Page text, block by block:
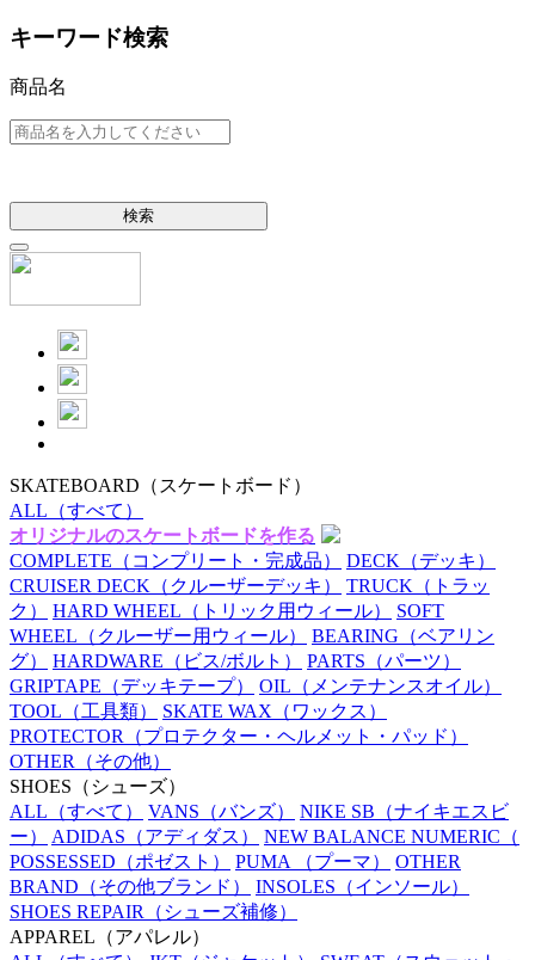
キーワード検索
商品名
検索
SKATEBOARD （スケートボード）
ALL （すべて）
オリジナルのスケートボードを作る
COMPLETE （コンプリート・完成品） DECK （デッキ）
CRUISER DECK （クルーザーデッキ） TRUCK （トラッ
ク）
HARD WHEEL （トリック用ウィール）
SOFT
WHEEL （クルーザー用ウィール） BEARING （ベアリン
グ）
HARDWARE （ビス/ボルト） PARTS （パーツ）
GRIPTAPE （デッキテープ） OIL （メンテナンスオイル）
TOOL （工具類） SKATE WAX （ワックス）
PROTECTOR （プロテクター・ヘルメット・パッド）
OTHER （その他）
SHOES （シューズ）
ALL （すべて） VANS （バンズ） NIKE SB （ナイキエスビ
ー）
ADIDAS （アディダス） NEW BALANCE NUMERIC （
POSSESSED （ポゼスト） PUMA （プーマ）
OTHER
BRAND （その他ブランド） INSOLES （インソール）
SHOES REPAIR （シューズ補修）
APPAREL （アパレル）